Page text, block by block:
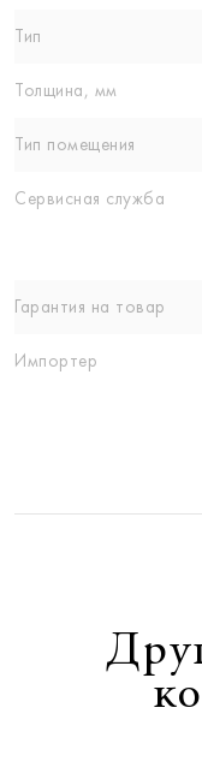
Тип
Толщина, мм
Тип помещения
Сервисная служба
Гарантия на товар
Импортер